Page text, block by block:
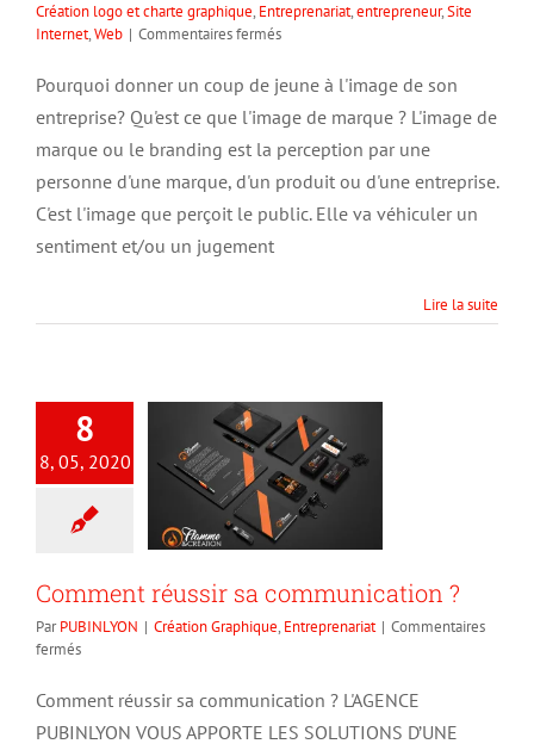
Création logo et charte graphique, Entreprenariat,entrepreneur,Site
Internet,Web | Commentaires ferméssur
donner
coup
de
à
l’image
Pourquoi donner un coup de jeune à l'image de son
entreprise? Qu'est ce que l'image de marque ? L'image de
marque ou le branding est la perception par une
personne d'une marque, d'un produit ou d'une entreprise.
C'est l'image que perçoit le public. Elle va véhiculer un
sentiment et/ou un jugement
Lire la suite
8
8, 05, 2020
Comment réussir sa communication ?
ParPUBINLYON | Création Graphique, Entreprenariat | Commentaires
ferméssur
réussir
communication
Comment réussir sa communication ? L'AGENCE
PUBINLYON VOUS APPORTE LES SOLUTIONS D’UNE